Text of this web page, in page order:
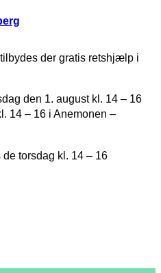
der gratis retshjælp i
den 1. august kl. 14 – 16
14 – 16 i Anemonen –
torsdag kl. 14 – 16